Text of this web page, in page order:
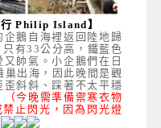
Philip Island】
鵝自海裡返回陸地歸
有33公分高，鐵藍色
帥氣。小企鵝們在日
出海，因此晚間是觀
斜斜、踩著不太平穩
（今晚需準備禦寒衣物
止閃光 ，因為閃光燈